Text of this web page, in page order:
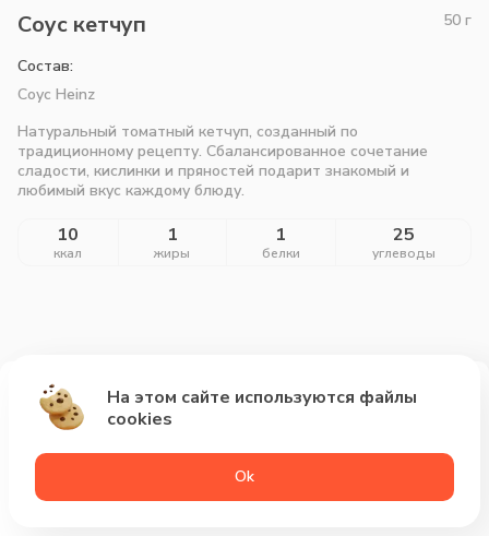
Соус кетчуп 50 г
Состав:
Соус Heinz
Натуральный томатный кетчуп, созданный по
традиционному рецепту. Сбалансированное сочетание
сладости, кислинки и пряностей подарит знакомый и
любимый вкус каждому блюду.
10
ккал
1
жиры
1
белки
25
углеводы
Добавить за 77₽
На этом сайте используются файлы
cookies
Оk